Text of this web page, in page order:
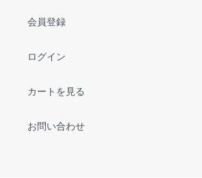
会員登録
ログイン
カートを見る
お問い合わせ